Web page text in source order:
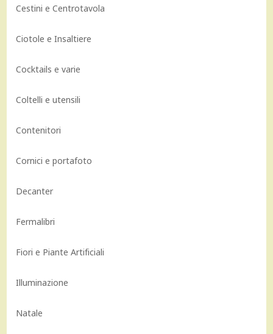
Cestini e Centrotavola
Ciotole e Insaltiere
Cocktails e varie
Coltelli e utensili
Contenitori
Cornici e portafoto
Decanter
Fermalibri
Fiori e Piante Artificiali
Illuminazione
Natale